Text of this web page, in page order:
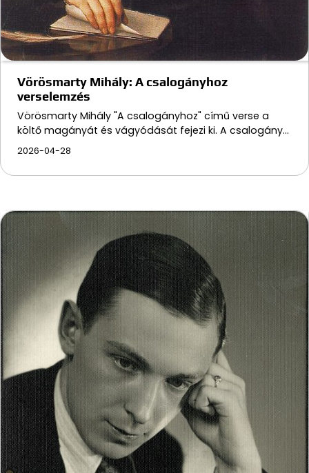
Vörösmarty Mihály: A csalogányhoz
verselemzés
Vörösmarty Mihály "A csalogányhoz" című verse a
költő magányát és vágyódását fejezi ki. A csalogány…
2026-04-28